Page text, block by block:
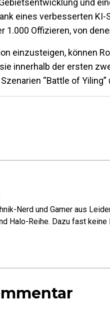
und
eines verbesserten
1.000 Offizieren, von
einzusteigen, können
innerhalb der ersten
“Battle of
Nerd und Gamer aus
Halo-Reihe. Dazu fast